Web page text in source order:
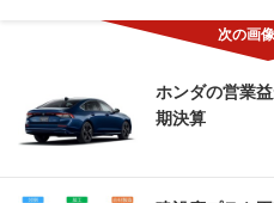
ホンダの営業
期決算